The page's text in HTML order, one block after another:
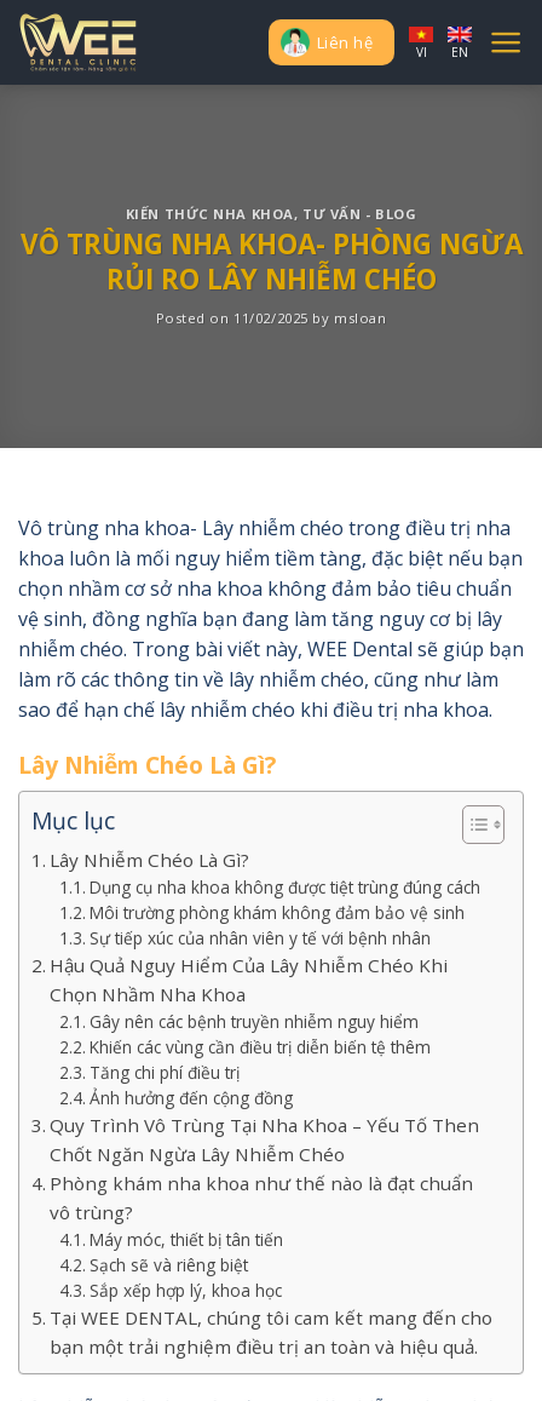
Skip
content
Liên hệ VI EN
KIẾN THỨC NHA KHOA , TƯ VẤN - BLOG
VÔ TRÙNG NHA KHOA- PHÒNG NGỪA
RỦI RO LÂY NHIỄM CHÉO
Posted on 11/02/2025 by msloan
Vô trùng nha khoa- Lây nhiễm chéo trong điều trị nha
khoa luôn là mối nguy hiểm tiềm tàng, đặc biệt nếu bạn
chọn nhầm cơ sở nha khoa không đảm bảo tiêu chuẩn
vệ sinh, đồng nghĩa bạn đang làm tăng nguy cơ bị lây
nhiễm chéo. Trong bài viết này, WEE Dental sẽ giúp bạn
làm rõ các thông tin về lây nhiễm chéo, cũng như làm
sao để hạn chế lây nhiễm chéo khi điều trị nha khoa.
Lây Nhiễm Chéo Là Gì?
Mục lục
Lây Nhiễm Chéo Là Gì?
Dụng cụ nha khoa không được tiệt trùng đúng cách
Môi trường phòng khám không đảm bảo vệ sinh
Sự tiếp xúc của nhân viên y tế với bệnh nhân
Hậu Quả Nguy Hiểm Của Lây Nhiễm Chéo Khi
Chọn Nhầm Nha Khoa
Gây nên các bệnh truyền nhiễm nguy hiểm
Khiến các vùng cần điều trị diễn biến tệ thêm
Tăng chi phí điều trị
Ảnh hưởng đến cộng đồng
Quy Trình Vô Trùng Tại Nha Khoa – Yếu Tố Then
Chốt Ngăn Ngừa Lây Nhiễm Chéo
Phòng khám nha khoa như thế nào là đạt chuẩn
vô trùng?
Máy móc, thiết bị tân tiến
Sạch sẽ và riêng biệt
Sắp xếp hợp lý, khoa học
Tại WEE DENTAL, chúng tôi cam kết mang đến cho
bạn một trải nghiệm điều trị an toàn và hiệu quả.